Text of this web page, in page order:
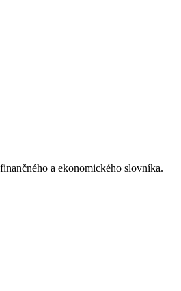
a ekonomického slovníka.